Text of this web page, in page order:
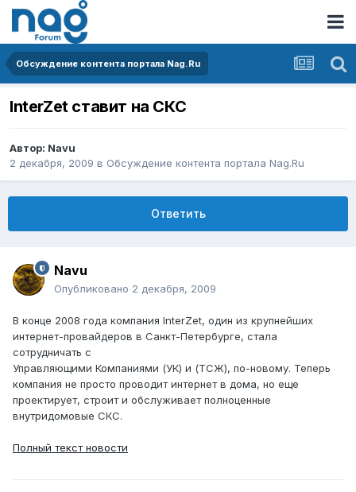
Обсуждение контента портала Nag.Ru
InterZet ставит на СКС
Автор: Navu
2 декабря, 2009 в Обсуждение контента портала Nag.Ru
Ответить
Navu
Опубликовано 2 декабря, 2009
В конце 2008 года компания InterZet, один из крупнейших
интернет-провайдеров в Санкт-Петербурге, стала
сотрудничать с
Управляющими Компаниями (УК) и (ТСЖ), по-новому. Теперь
компания не просто проводит интернет в дома, но еще
проектирует, строит и обслуживает полноценные
внутридомовые СКС.
Полный текст новости